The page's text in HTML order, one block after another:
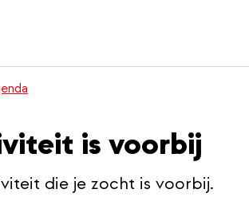
is voorbij
die je zocht is voorbij.